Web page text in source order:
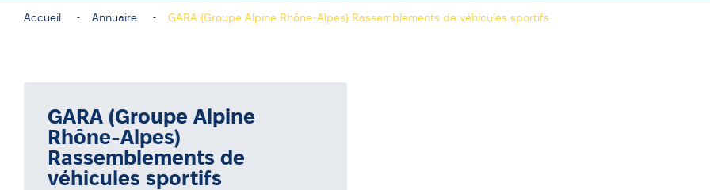
Accueil Annuaire GARA (Groupe Alpine Rhône-Alpes) Rassemblements de véhicules sportifs
GARA (Groupe Alpine
Rhône-Alpes)
Rassemblements de
véhicules sportifs